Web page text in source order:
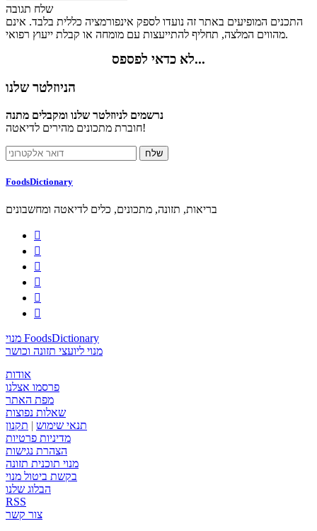
שלח תגובה
התכנים המופיעים באתר זה נועדו לספק אינפורמציה כללית בלבד. אינם
מהווים המלצה, תחליף להתייעצות עם מומחה או קבלת ייעוץ רפואי.
לא כדאי לפספס...
הניוזלטר שלנו
נרשמים לניוזלטר שלנו ומקבלים מתנה
חוברת מתכונים מהירים לדיאטה!
FoodsDictionary
בריאות, תזונה, מתכונים, כלים לדיאטה ומחשבונים






מנוי FoodsDictionary
מנוי ליועצי תזונה וכושר
אודות
פרסמו אצלנו
מפת האתר
שאלות נפוצות
תנאי שימוש | תקנון
מדיניות פרטיות
הצהרת נגישות
מנוי תוכנית תזונה
בקשת ביטול מנוי
הבלוג שלנו
RSS
צור קשר